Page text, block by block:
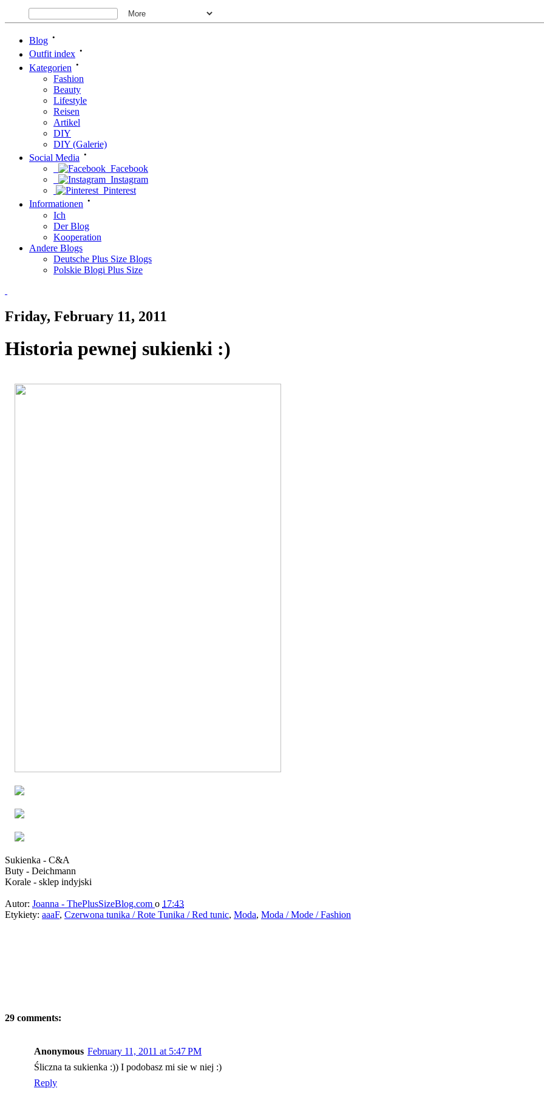
Blog •
Outfit index •
Kategorien •
Fashion
Beauty
Lifestyle
Reisen
Artikel
DIY
DIY (Galerie)
Social Media •
Facebook
Instagram
Pinterest
Informationen •
Ich
Der Blog
Kooperation
Andere Blogs
Deutsche Plus Size Blogs
Polskie Blogi Plus Size
Friday, February 11, 2011
Historia pewnej sukienki :)
Sukienka - C&A
Buty - Deichmann
Korale - sklep indyjski
Autor: Joanna - ThePlusSizeBlog.com o 17:43
Etykiety: aaaF, Czerwona tunika / Rote Tunika / Red tunic, Moda, Moda / Mode / Fashion
29 comments:
Anonymous February 11, 2011 at 5:47 PM
Śliczna ta sukienka :)) I podobasz mi sie w niej :)
Reply